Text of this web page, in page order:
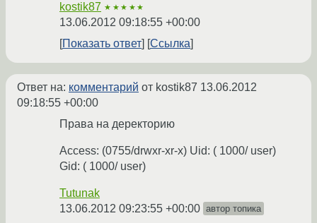
kostik87 ★★★★★
13.06.2012 09:18:55 +00:00
Показать ответ
Ссылка
Ответ на: комментарий от kostik87 13.06.2012
09:18:55 +00:00
Права на деректорию
Access: (0755/drwxr-xr-x) Uid: ( 1000/ user)
Gid: ( 1000/ user)
Tutunak
13.06.2012 09:23:55 +00:00 автор топика